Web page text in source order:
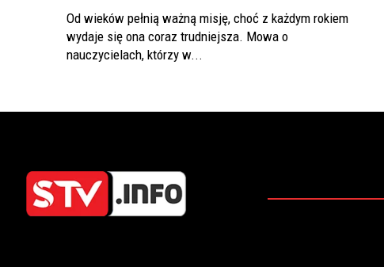
Od wieków pełnią ważną misję, choć z każdym rokiem
wydaje się ona coraz trudniejsza. Mowa o
nauczycielach, którzy w...